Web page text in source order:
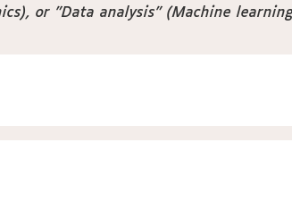
or "Data analysis" (Machine